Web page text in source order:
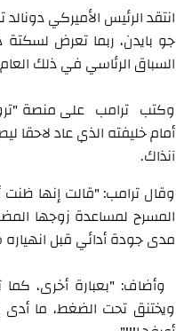
انتقد الرئيس الأميركي
السباق الرئاسي في ذلك
وكتب ترامب على منصة
أمام خليفته الذي عاد لاحقا
آنذاك.
وقال ترامب: "قالت إنها
المسرح لمساعدة زوجها
مدى جودة أدائي قبل
وأضاف: "بعبارة أخرى،
ويختنق تحت الضغط، ما أدى